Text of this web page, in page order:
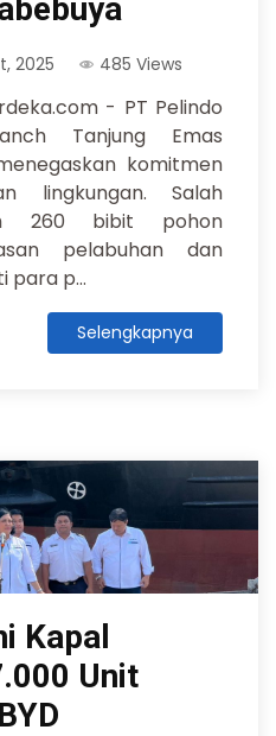
2025 485 Views
- PT Pelindo
Tanjung Emas
komitmen
lingkungan. Salah
260 bibit pohon
pelabuhan dan
para p...
Selengkapnya
Kapal
Unit